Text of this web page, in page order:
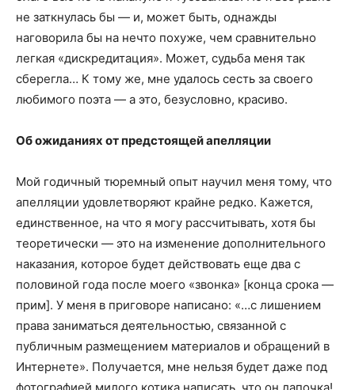
не заткнулась бы — и, может быть, однажды
наговорила бы на нечто похуже, чем сравнительно
легкая «дискредитация». Может, судьба меня так
сберегла… К тому же, мне удалось сесть за своего
любимого поэта — а это, безусловно, красиво.
Об ожиданиях от предстоящей апелляции
Мой годичный тюремный опыт научил меня тому, что
апелляции удовлетворяют крайне редко. Кажется,
единственное, на что я могу рассчитывать, хотя бы
теоретически — это на изменение дополнительного
наказания, которое будет действовать еще два с
половиной года после моего «звонка» [конца срока —
прим]. У меня в приговоре написано: «…с лишением
права заниматься деятельностью, связанной с
публичным размещением материалов и обращений в
Интернете». Получается, мне нельзя будет даже под